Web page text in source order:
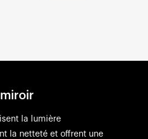
la lumière
la netteté et offrent une